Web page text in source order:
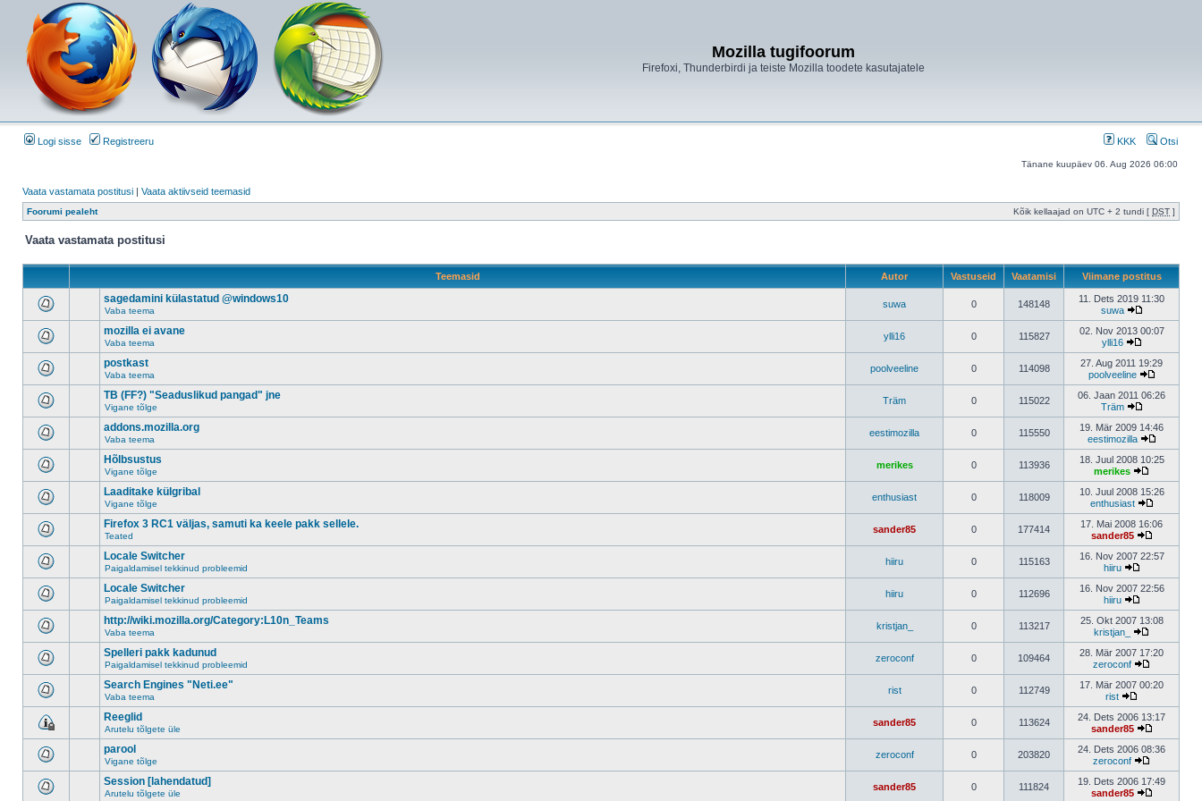
Mozilla tugifoorum
Firefoxi, Thunderbirdi ja teiste Mozilla toodete kasutajatele
Logi sisse Registreeru KKK Otsi
Tänane kuupäev 06. Aug 2026 06:00
Vaata vastamata postitusi | Vaata aktiivseid teemasid
Foorumi pealeht Kõik kellaajad on UTC + 2 tundi [ DST ]
Vaata vastamata postitusi
Teemasid Autor Vastuseid Vaatamisi Viimane postitus
sagedamini külastatud @windows10
Vaba teema
suwa 0 148148
11. Dets 2019 11:30
suwa
mozilla ei avane
Vaba teema
ylli16 0 115827
02. Nov 2013 00:07
ylli16
postkast
Vaba teema
poolveeline 0 114098
27. Aug 2011 19:29
poolveeline
TB (FF?) "Seaduslikud pangad" jne
Vigane tõlge
Träm 0 115022
06. Jaan 2011 06:26
Träm
addons.mozilla.org
Vaba teema
eestimozilla 0 115550
19. Mär 2009 14:46
eestimozilla
Hõlbsustus
Vigane tõlge
merikes 0 113936
18. Juul 2008 10:25
merikes
Laaditake külgribal
Vigane tõlge
enthusiast 0 118009
10. Juul 2008 15:26
enthusiast
Firefox 3 RC1 väljas, samuti ka keele pakk sellele.
Teated
sander85 0 177414
17. Mai 2008 16:06
sander85
Locale Switcher
Paigaldamisel tekkinud probleemid
hiiru 0 115163
16. Nov 2007 22:57
hiiru
Locale Switcher
Paigaldamisel tekkinud probleemid
hiiru 0 112696
16. Nov 2007 22:56
hiiru
http://wiki.mozilla.org/Category:L10n_Teams
Vaba teema
kristjan_ 0 113217
25. Okt 2007 13:08
kristjan_
Spelleri pakk kadunud
Paigaldamisel tekkinud probleemid
zeroconf 0 109464
28. Mär 2007 17:20
zeroconf
Search Engines "Neti.ee"
Vaba teema
rist 0 112749
17. Mär 2007 00:20
rist
Reeglid
Arutelu tõlgete üle
sander85 0 113624
24. Dets 2006 13:17
sander85
parool
Vigane tõlge
zeroconf 0 203820
24. Dets 2006 08:36
zeroconf
Session [lahendatud]
Arutelu tõlgete üle
sander85 0 111824
19. Dets 2006 17:49
sander85